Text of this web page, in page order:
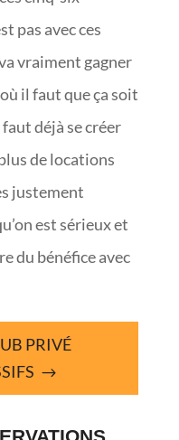
pas avec ces
vraiment gagner
il faut que ça soit
déjà se créer
de locations
justement
est sérieux et
du bénéfice avec
PRIVÉ